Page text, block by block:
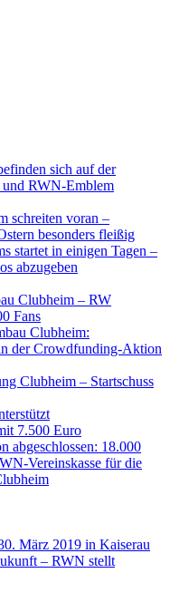
sich auf der
und RWN-Emblem
schreiten voran –
besonders fleißig
startet in einigen Tagen –
abzugeben
Clubheim – RW
Fans
Clubheim:
der Crowdfunding-Aktion
Clubheim – Startschuss
7.500 Euro
abgeschlossen: 18.000
Vereinskasse für die
März 2019 in Kaiserau
– RWN stellt